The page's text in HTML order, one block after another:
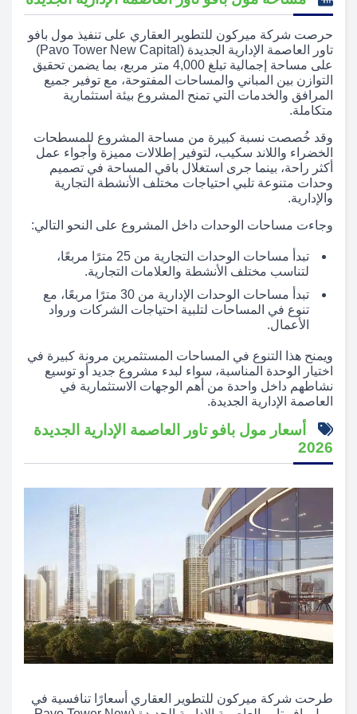
حرصت شركة ميركون للتطوير العقاري على تنفيذ مول بافو
تاور العاصمة الإدارية الجديدة (Pavo Tower New Capital)
على مساحة إجمالية تبلغ 4,000 متر مربع، بما يضمن تحقيق
التوازن بين المباني والمساحات المفتوحة، مع توفير جميع
المرافق والخدمات التي تمنح المشروع بيئة استثمارية
متكاملة.
وقد خُصصت نسبة كبيرة من مساحة المشروع للمسطحات
الخضراء واللاند سكيب، لتوفير إطلالات مميزة وأجواء عمل
أكثر راحة، بينما جرى استغلال باقي المساحة في تصميم
وحدات متنوعة تلبي احتياجات مختلف الأنشطة التجارية
والإدارية.
وجاءت مساحات الوحدات داخل المشروع على النحو التالي:
تبدأ مساحات الوحدات التجارية من 25 مترًا مربعًا،
لتناسب مختلف الأنشطة والعلامات التجارية.
تبدأ مساحات الوحدات الإدارية من 30 مترًا مربعًا، مع
تنوع في المساحات لتلبية احتياجات الشركات ورواد
الأعمال.
ويمنح هذا التنوع في المساحات المستثمرين مرونة كبيرة في
اختيار الوحدة المناسبة، سواء لبدء مشروع جديد أو توسيع
نشاطهم داخل واحدة من أهم الوجهات الاستثمارية في
العاصمة الإدارية الجديدة.
أسعار مول بافو تاور العاصمة الإدارية الجديدة
2026
طرحت شركة ميركون للتطوير العقاري أسعارًا تنافسية في